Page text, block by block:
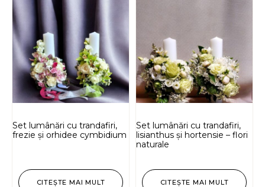
Set lumânări cu trandafiri,
frezie și orhidee cymbidium
CITEȘTE MAI MULT
Set lumânări cu trandafiri,
lisianthus și hortensie – flori
naturale
CITEȘTE MAI MULT